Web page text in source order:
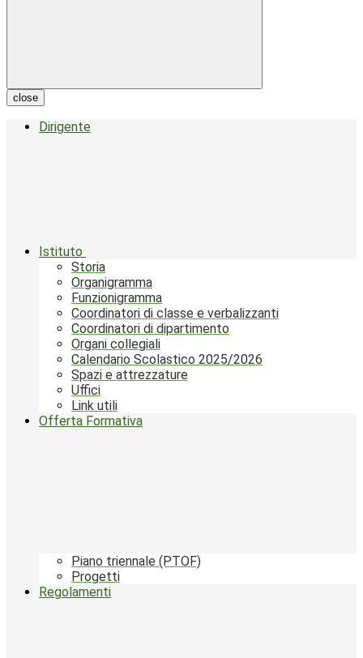
close
Dirigente
Istituto
Storia
Organigramma
Funzionigramma
Coordinatori di classe e verbalizzanti
Coordinatori di dipartimento
Organi collegiali
Calendario Scolastico 2025/2026
Spazi e attrezzature
Uffici
Link utili
Offerta Formativa
Piano triennale (PTOF)
Progetti
Regolamenti